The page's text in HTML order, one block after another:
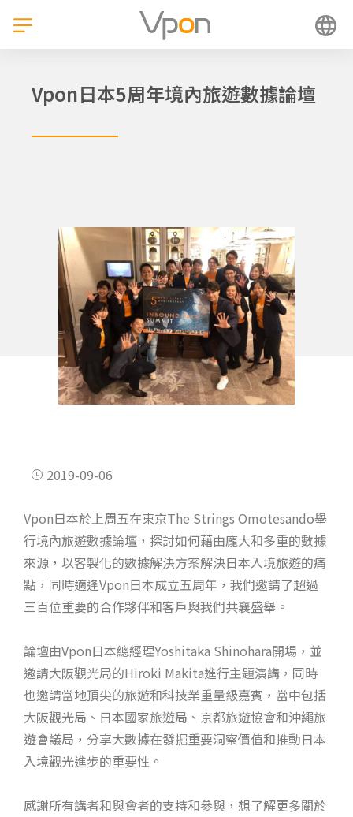
Vpon日本5周年境內旅遊數據論壇
2019-09-06
Vpon日本於上周五在東京The Strings Omotesando舉
行境內旅遊數據論壇，探討如何藉由龐大和多重的數據
來源，以客製化的數據解決方案解決日本入境旅遊的痛
點，同時適逢Vpon日本成立五周年，我們邀請了超過
三百位重要的合作夥伴和客戶與我們共襄盛舉。
論壇由Vpon日本總經理Yoshitaka Shinohara開場，並
邀請大阪觀光局的Hiroki Makita進行主題演講，同時
也邀請當地頂尖的旅遊和科技業重量級嘉賓，當中包括
大阪觀光局、日本國家旅遊局、京都旅遊協會和沖繩旅
遊會議局，分享大數據在發掘重要洞察價值和推動日本
入境觀光進步的重要性。
感謝所有講者和與會者的支持和參與，想了解更多關於